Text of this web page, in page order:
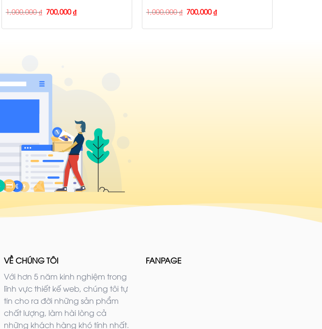
1,000,000₫ 700,000₫
1,000,000₫ 700,000₫
VỀ CHÚNG TÔI
Với hơn 5 năm kinh nghiệm trong
lĩnh vực thiết kế web, chúng tôi tự
tin cho ra đời những sản phẩm
chất lượng, làm hài lòng cả
những khách hàng khó tính nhất.
FANPAGE